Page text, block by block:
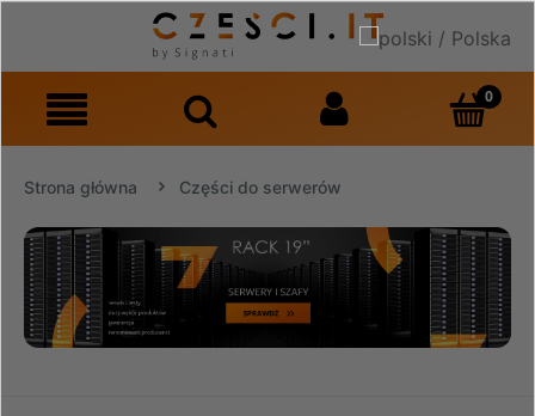
Strona główna Części do serwerów